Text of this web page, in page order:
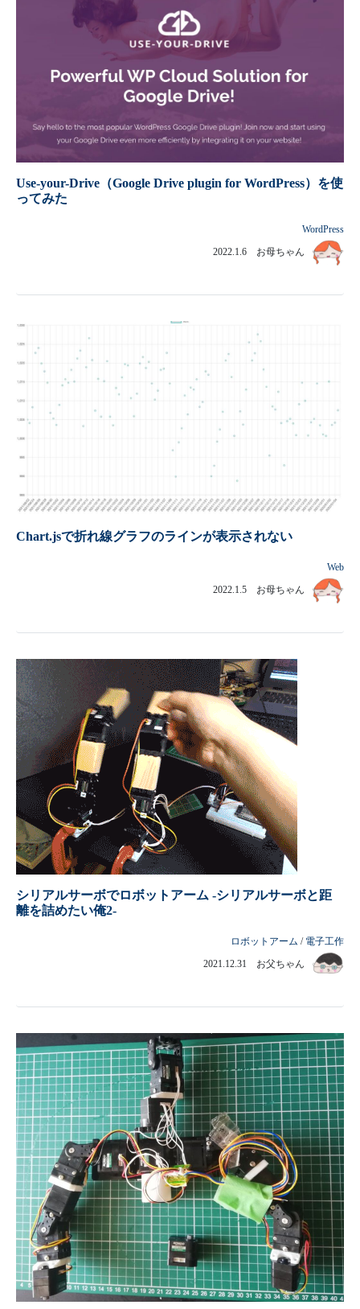
Use-your-Drive（Google Drive plugin for WordPress）を使
ってみた
WordPress
2022.1.6 お母ちゃん
Chart.jsで折れ線グラフのラインが表示されない
Web
2022.1.5 お母ちゃん
シリアルサーボでロボットアーム -シリアルサーボと距
離を詰めたい俺2-
ロボットアーム / 電子工作
2021.12.31 お父ちゃん